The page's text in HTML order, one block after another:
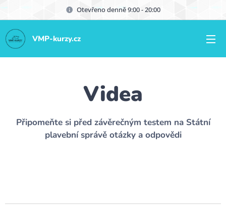
Otevřeno denně 9:00 - 20:00
VMP-kurzy.cz
Videa
Připomeňte si před závěrečným testem na Státní
plavební správě otázky a odpovědi